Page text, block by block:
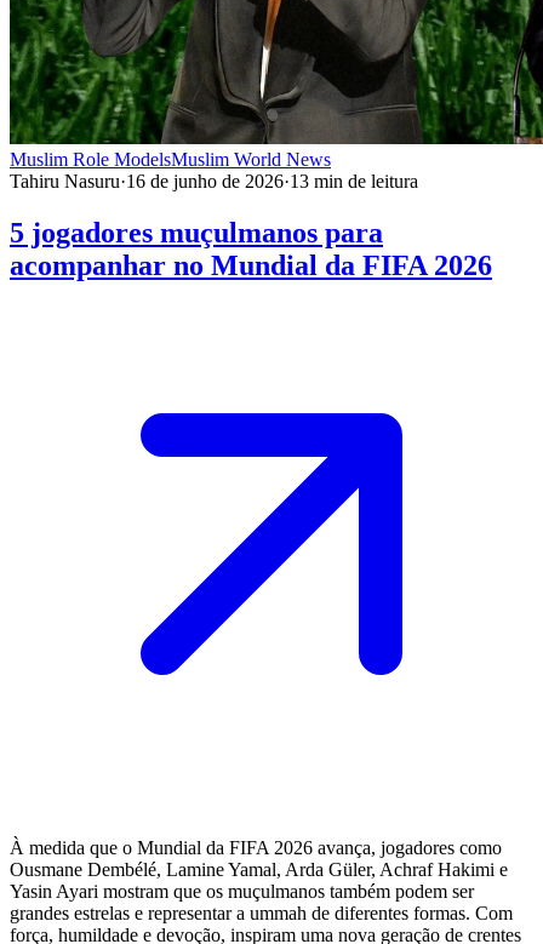
Muslim Role ModelsMuslim World News
Tahiru Nasuru·16 de junho de 2026·13 min de leitura
5 jogadores muçulmanos para
acompanhar no Mundial da FIFA 2026
À medida que o Mundial da FIFA 2026 avança, jogadores como
Ousmane Dembélé, Lamine Yamal, Arda Güler, Achraf Hakimi e
Yasin Ayari mostram que os muçulmanos também podem ser
grandes estrelas e representar a ummah de diferentes formas. Com
força, humildade e devoção, inspiram uma nova geração de crentes